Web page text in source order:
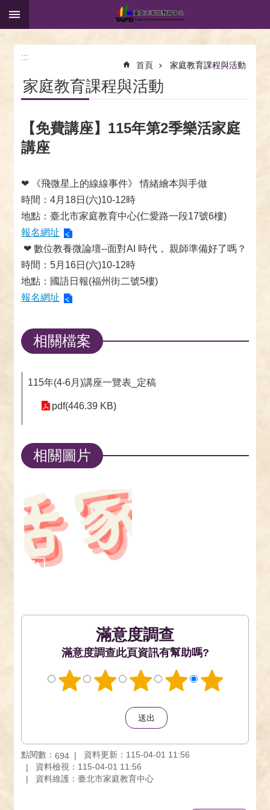
跳到主要內容區塊
:::
首頁 家庭教育課程與活動
家庭教育課程與活動
【免費講座】115年第2季樂活家庭
講座
❤ 《飛微星上的線線事件》 情緒繪本與手做
時間：4月18日(六)10-12時
地點：臺北市家庭教育中心(仁愛路一段17號6樓)
報名網址
❤ 數位教養微論壇--面對AI 時代， 親師準備好了嗎？
時間：5月16日(六)10-12時
地點：國語日報(福州街二號5樓)
報名網址
相關檔案
115年(4-6月)講座一覽表_定稿
pdf(446.39 KB)
相關圖片
滿意度調查此頁資訊有幫助嗎?
點閱數： 694
資料更新：115-04-01 11:56
資料檢視：115-04-01 11:56
資料維護：臺北市家庭教育中心